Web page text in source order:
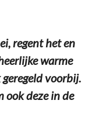
regent het en
warme
voorbij.
deze in de